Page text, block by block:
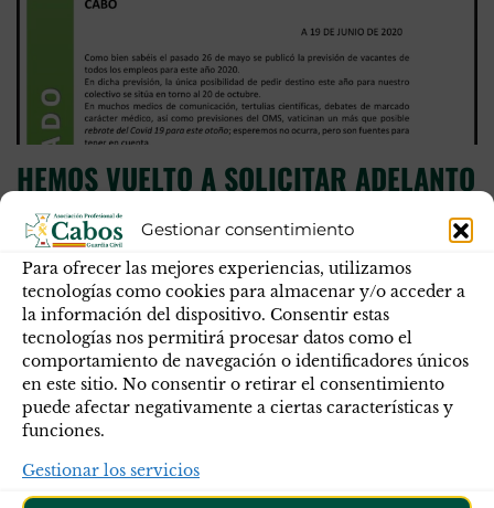
Gestionar consentimiento
Para ofrecer las mejores experiencias, utilizamos
tecnologías como cookies para almacenar y/o acceder a
la información del dispositivo. Consentir estas
tecnologías nos permitirá procesar datos como el
comportamiento de navegación o identificadores únicos
en este sitio. No consentir o retirar el consentimiento
puede afectar negativamente a ciertas características y
funciones.
Gestionar los servicios
HEMOS VUELTO A SOLICITAR ADELANTO
VACANTES DE CABO
Descarga el comunicado PDF Como bien sabéis el pasado
26 de mayo se publicó la previsión de vacantes de todos
los empleos para este año 2020.En dicha previsión, la
única posibilidad de pedir destino este año para nuestro
colectivo se sitúa en torno al 20 de octubre.En muchos
medios de comunicación, tertulias científicas, debates
de…